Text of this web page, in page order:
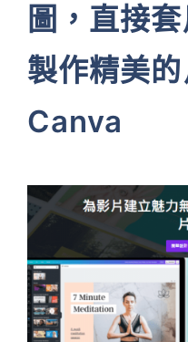
圖，直接
製作精美的
Canva